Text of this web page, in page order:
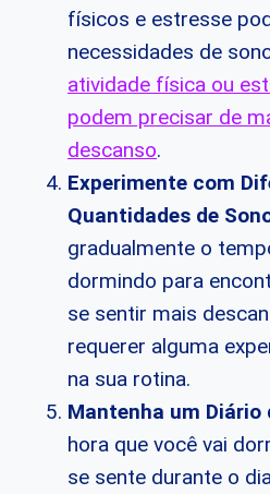
físicos e estresse
necessidades de
atividade física ou
podem precisar de
descanso.
Experimente com
Quantidades de
gradualmente o
dormindo para
se sentir mais
requerer alguma
na sua rotina.
Mantenha um Diário
hora que você vai
se sente durante o